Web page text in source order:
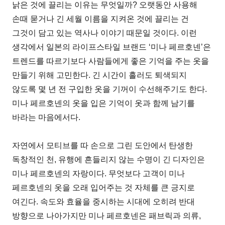
낡은 것에 끌리는 이유는 무엇일까? 오랫동안 사용해
손때 묻거나 긴 세월 이름을 지켜온 것에 끌리는 건
그것이 담고 있는 역사나 이야기 때문일 것이다. 이런
생각에서 일본의 라이프스타일 브랜드 ‘미나 페르호넨’은
트렌드를 따르기보다 사람들에게 좋은 기억을 주는 옷을
만들기 위해 고민한다. 긴 시간이 흘러도 퇴색되지
않도록 몇 년 전 구입한 옷을 기꺼이 수선해주기도 한다.
미나 페르호넨의 옷을 입은 기억이 옷과 함께 남기를
바라는 마음에서다.
자연에서 모티브를 따 손으로 그린 도안에서 탄생한
독창적인 천, 유행에 흔들리지 않는 수명이 긴 디자인은
미나 페르호넨의 자랑이다. 무엇보다 고객이 미나
페르호넨의 옷을 오래 입어주는 것 자체를 큰 긍지로
여긴다. 속도와 효율을 중시하는 시대에 오히려 반대
방향으로 나아가지만 미나 페르호넨은 패브릭과 의류,